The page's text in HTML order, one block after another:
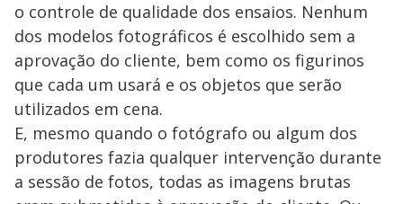
o controle de qualidade dos ensaios. Nenhum
dos modelos fotográficos é escolhido sem a
aprovação do cliente, bem como os figurinos
que cada um usará e os objetos que serão
utilizados em cena.
E, mesmo quando o fotógrafo ou algum dos
produtores fazia qualquer intervenção durante
a sessão de fotos, todas as imagens brutas